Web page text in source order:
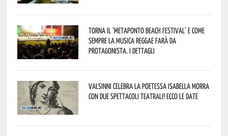
Torna il ‘Metaponto beach festival’ e come
sempre la musica reggae farà da
protagonista. I dettagli
Valsinni celebra la poetessa Isabella Morra
con due spettacoli teatrali! Ecco le date